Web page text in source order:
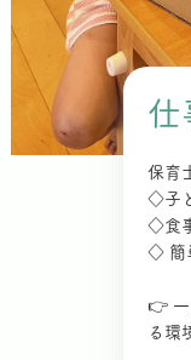
仕
保育
◇子
◇食
◇ 簡
👉 一
る環